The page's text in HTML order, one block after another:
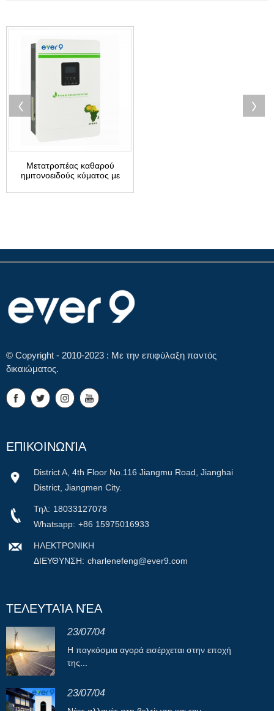
Μετατροπέας καθαρού
ημιτονοειδούς κύματος με
© Copyright - 2010-2023 : Με την επιφύλαξη παντός
δικαιώματος.
ΕΠΙΚΟΙΝΩΝΊΑ
District A, 4th Floor No.116 Jiangmu Road, Jianghai
District, Jiangmen City.
Τηλ: 18033127078
Whatsapp: +86 15975016933
ΗΛΕΚΤΡΟΝΙΚΗ
ΔΙΕΥΘΥΝΣΗ: charlenefeng@ever9.com
ΤΕΛΕΥΤΑΊΑ ΝΈΑ
23/07/04
Η παγκόσμια αγορά εισέρχεται στην εποχή
της...
23/07/04